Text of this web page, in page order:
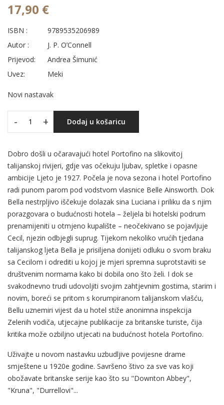
17,90 €
ISBN :
9789535206989
Autor :
J. P. O’Connell
Prijevod:
Andrea Šimunić
Uvez:
Meki
Novi nastavak
- + Dodaj u košaricu
Dobro došli u očaravajući hotel Portofino na slikovitoj
talijanskoj rivijeri, gdje vas očekuju ljubav, spletke i opasne
ambicije Ljeto je 1927. Počela je nova sezona i hotel Portofino
radi punom parom pod vodstvom vlasnice Belle Ainsworth. Dok
Bella nestrpljivo iščekuje dolazak sina Luciana i priliku da s njim
porazgovara o budućnosti hotela – željela bi hotelski podrum
prenamijeniti u otmjeno kupalište – neočekivano se pojavljuje
Cecil, njezin odbjegli suprug. Tijekom nekoliko vrućih tjedana
talijanskog ljeta Bella je prisiljena donijeti odluku o svom braku
sa Cecilom i odrediti u kojoj je mjeri spremna suprotstaviti se
društvenim normama kako bi dobila ono što želi. I dok se
svakodnevno trudi udovoljiti svojim zahtjevnim gostima, starim i
novim, boreći se pritom s korumpiranom talijanskom vlašću,
Bellu uznemiri vijest da u hotel stiže anonimna inspekcija
Zelenih vodiča, utjecajne publikacije za britanske turiste, čija
kritika može ozbiljno utjecati na budućnost hotela Portofino.
Uživajte u novom nastavku uzbudljive povijesne drame
smještene u 1920e godine. Savršeno štivo za sve vas koji
obožavate britanske serije kao što su "Downton Abbey",
"Kruna", "Durrellovi"...